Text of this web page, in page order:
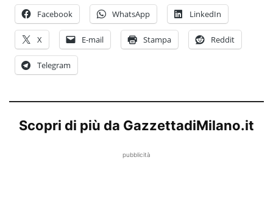
Facebook WhatsApp LinkedIn
X E-mail Stampa Reddit
Telegram
Scopri di più da GazzettadiMilano.it
pubblicità